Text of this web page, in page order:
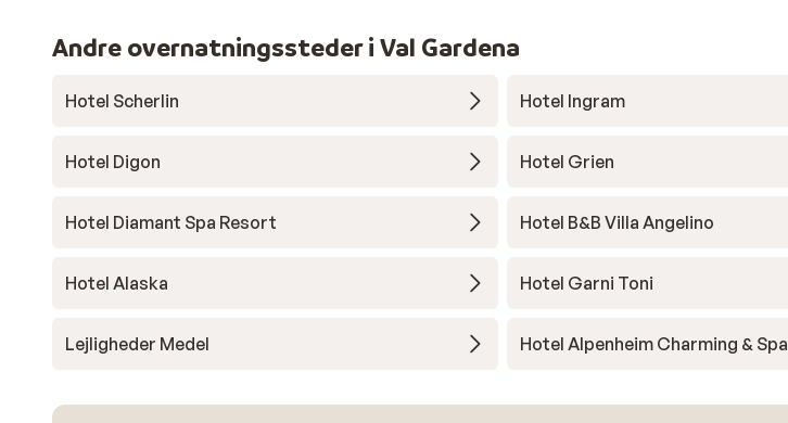
Andre overnatningssteder i Val Gardena
Hotel Scherlin Hotel Ingram
Hotel Digon Hotel Grien
Hotel Diamant Spa Resort Hotel B&B Villa Angelino
Hotel Alaska Hotel Garni Toni
Lejligheder Medel Hotel Alpenheim Charming & Spa